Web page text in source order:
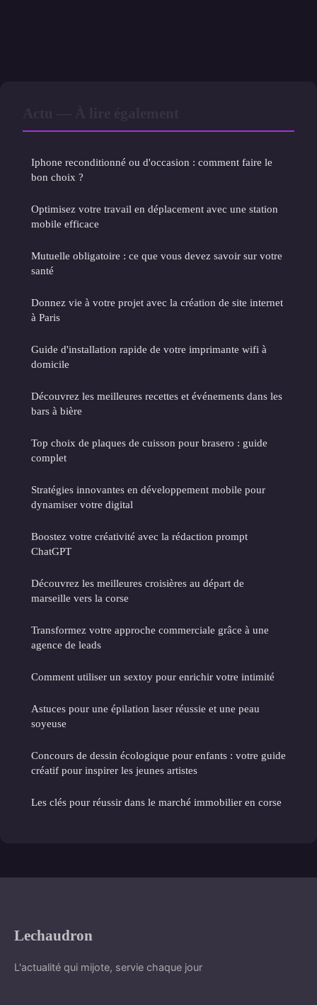
Iphone reconditionné ou d'occasion : comment faire le
bon choix ?
Optimisez votre travail en déplacement avec une station
mobile efficace
Mutuelle obligatoire : ce que vous devez savoir sur votre
santé
Donnez vie à votre projet avec la création de site internet
à Paris
Guide d'installation rapide de votre imprimante wifi à
domicile
Découvrez les meilleures recettes et événements dans les
bars à bière
Top choix de plaques de cuisson pour brasero : guide
complet
Stratégies innovantes en développement mobile pour
dynamiser votre digital
Boostez votre créativité avec la rédaction prompt
ChatGPT
Découvrez les meilleures croisières au départ de
marseille vers la corse
Transformez votre approche commerciale grâce à une
agence de leads
Comment utiliser un sextoy pour enrichir votre intimité
Astuces pour une épilation laser réussie et une peau
soyeuse
Concours de dessin écologique pour enfants : votre guide
créatif pour inspirer les jeunes artistes
Les clés pour réussir dans le marché immobilier en corse
Lechaudron
L'actualité qui mijote, servie chaque jour